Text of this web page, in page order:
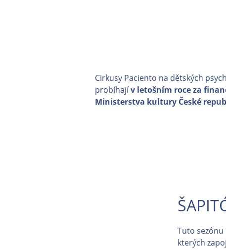
Cirkusy Paciento na dětských
probíhajív letošním roce za
Ministerstva kultury České
Tuto sezónu
kterých